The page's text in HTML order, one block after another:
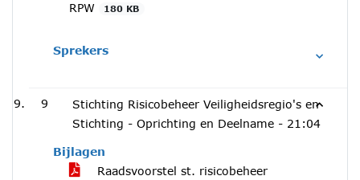
RPW
180 KB
Sprekers
9
Stichting Risicobeheer Veiligheidsregio's en
Stichting - Oprichting en Deelname - 21:04
Bijlagen
Raadsvoorstel st. risicobeheer